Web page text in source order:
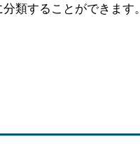
類することができます。